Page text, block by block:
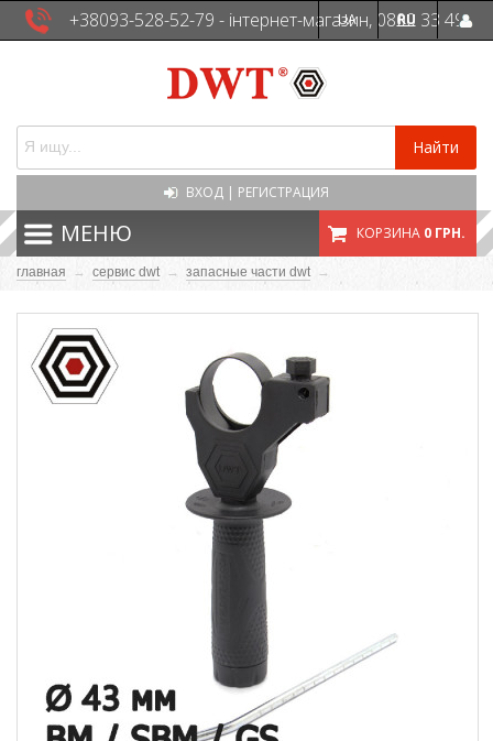
+38093-528-52-79 - інтернет-магазин, 0800 33 49
UA RU
Найти
ВХОД | РЕГИСТРАЦИЯ
МЕНЮ КОРЗИНА 0 ГРН.
главная → сервис dwt → запасные части dwt →